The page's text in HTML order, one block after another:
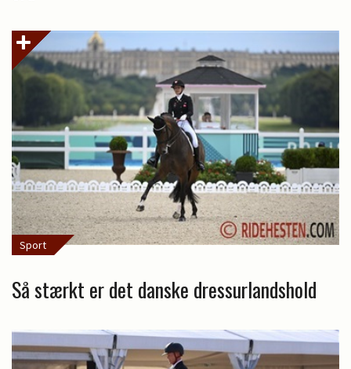
Sport
Så stærkt er det danske dressurlandshold